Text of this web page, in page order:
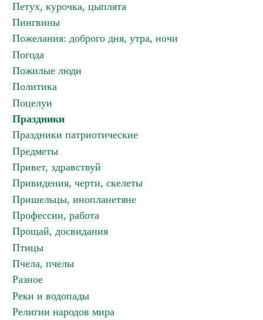
Петух, курочка, цыплята
Пингвины
Пожелания: доброго дня, утра, ночи
Погода
Пожилые люди
Политика
Поцелуи
Праздники
Праздники патриотические
Предметы
Привет, здравствуй
Привидения, черти, скелеты
Пришельцы, инопланетяне
Профессии, работа
Прощай, досвидания
Птицы
Пчела, пчелы
Разное
Реки и водопады
Религии народов мира